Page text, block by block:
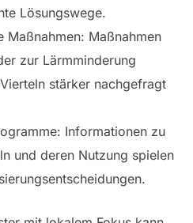
Lösungswege.
Maßnahmen: Maßnahmen
zur Lärmminderung
stärker nachgefragt
Informationen zu
und deren Nutzung spielen